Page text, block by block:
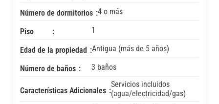
Número de dormitorios 4 o más
Piso 1
Edad de la propiedad Antigua (más de 5 años)
Número de baños 3 baños
Características Adicionales
Servicios incluidos
(agua/electricidad/gas)